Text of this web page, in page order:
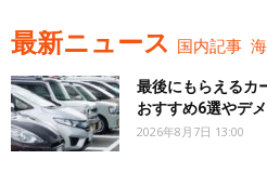
最新ニュース 国内記事
最後にもらえるカ
おすすめ6選やデ
2026年8月7日 13:00